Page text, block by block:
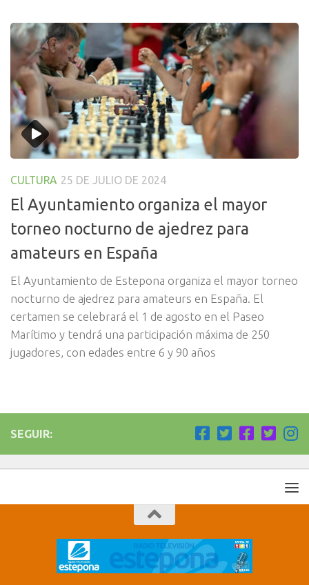
CULTURA 25 DE JULIO DE 2024
El Ayuntamiento organiza el mayor
torneo nocturno de ajedrez para
amateurs en España
El Ayuntamiento de Estepona organiza el mayor torneo
nocturno de ajedrez para amateurs en España. El
certamen se celebrará el 1 de agosto en el Paseo
Marítimo y tendrá una participación máxima de 250
jugadores, con edades entre 6 y 90 años
SEGUIR: